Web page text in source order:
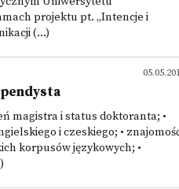
projektu pt. „Intencje i
(...)
magistra i status doktoranta; •
i czeskiego; •
korpusów językowych; •